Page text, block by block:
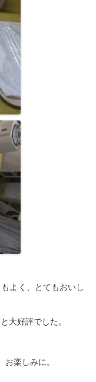
よく、とてもおいし
大好評でした。
楽しみに。